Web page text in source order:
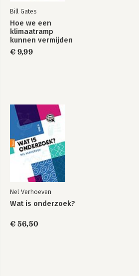
The Inner Game of
Tennis (50th
Anniversary
Edition)
Bekijk alle boeken
Bill Gates
Hoe we een
klimaatramp
kunnen vermijden
€ 9,99
Nel Verhoeven
Wat is onderzoek?
€ 56,50